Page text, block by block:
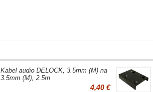
Kabel audio DELOCK, 3.5mm (M) na
3.5mm (M), 2.5m
4,40 €